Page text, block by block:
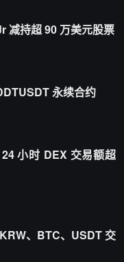
减持超 90 万美元股票
永续合约
小时 DEX 交易额超
、BTC、USDT 交